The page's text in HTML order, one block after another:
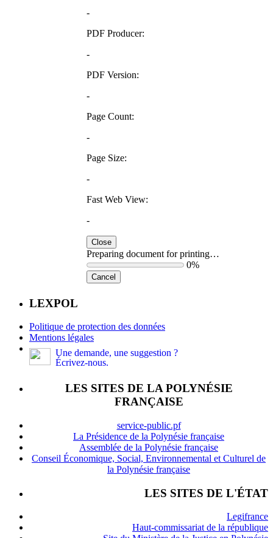
-
PDF Producer:
-
PDF Version:
-
Page Count:
-
Page Size:
-
Fast Web View:
-
Close
Preparing document for printing…
0%
Cancel
LEXPOL
Politique de protection des données
Mentions légales
Une demande, une suggestion ?
Écrivez-nous.
LES SITES DE LA POLYNÉSIE
FRANÇAISE
service-public.pf
La Présidence de la Polynésie française
Assemblée de la Polynésie française
Conseil Économique, Social, Environnemental et Culturel de
la Polynésie française
LES SITES DE L'ÉTAT
Legifrance
Haut-commissariat de la république